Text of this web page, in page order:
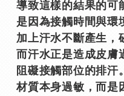
導致這樣的結果的可
是因為接觸時間與環
加上汗水不斷產生，
而汗水正是造成皮膚
阻礙接觸部位的排汗
材質本身過敏，而是